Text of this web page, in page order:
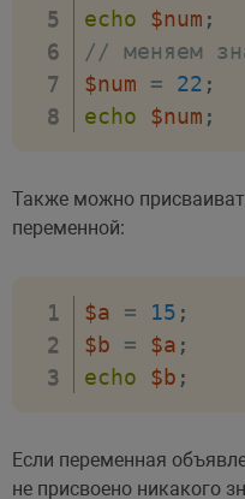
echo
$num ;
// меняем
$num
= 22 ;
echo
$num ;
Также можно
переменной:
$a = 15 ;
$b
= $a ;
echo
$b ;
Если переменная
не присвоено никакого